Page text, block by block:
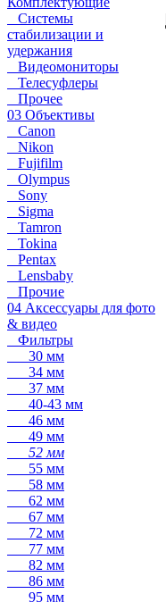
Системы
стабилизации и
удержания
Видеомониторы
Телесуфлеры
Прочее
03 Объективы
Canon
Nikon
Fujifilm
Olympus
Sony
Sigma
Tamron
Tokina
Pentax
Lensbaby
Прочие
04 Аксессуары для фото
& видео
Фильтры
30 мм
34 мм
37 мм
40-43 мм
46 мм
49 мм
52 мм
55 мм
58 мм
62 мм
67 мм
72 мм
77 мм
82 мм
86 мм
95 мм